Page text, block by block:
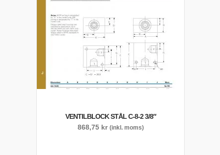
VENTILBLOCK STÅL C-8-2 3/8″
868,75 kr (inkl. moms)